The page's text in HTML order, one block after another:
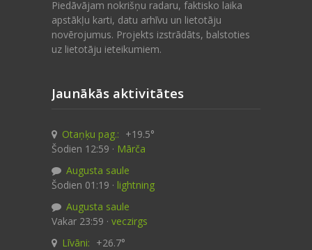
Piedāvājam nokrišņu radaru, faktisko laika
apstākļu karti, datu arhīvu un lietotāju
novērojumus. Projekts izstrādāts, balstoties
uz lietotāju ieteikumiem.
Jaunākās aktivitātes
Otaņķu pag.: +19.5°
Šodien 12:59 · Mārča
Augusta saule
Šodien 01:19 · lightning
Augusta saule
Vakar 23:59 · veczirgs
Līvāni: +26.7°